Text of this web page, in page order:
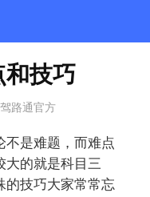
和技巧
路通官方
是难题，而难点
大的就是科目三
的技巧大家常常忘